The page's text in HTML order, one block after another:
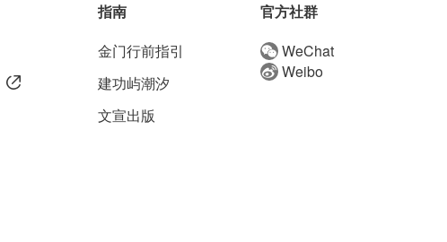
指南
金门行前指引
建功屿潮汐
文宣出版
官方社群
WeChat
Weibo